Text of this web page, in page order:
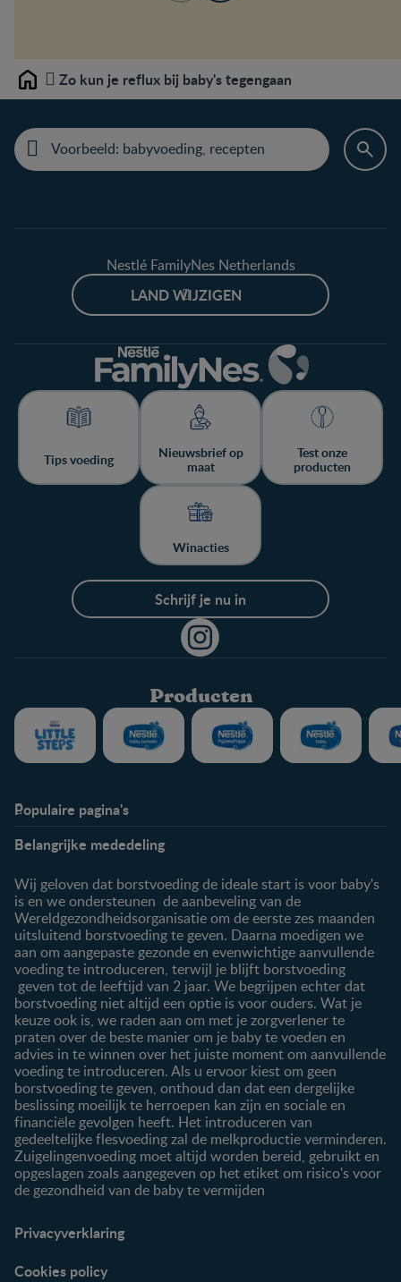
Home Zo kun je reflux bij baby's tegengaan
Nestlé FamilyNes Netherlands
LAND WIJZIGEN
Tips voeding
Nieuwsbrief op
maat
Test onze
producten
Winacties
Schrijf je nu in
Producten
Populaire pagina's
Veelgestelde vragen
Over ons
Contact
Inloggen / inschrijven
Producten
Onze producten
Belangrijke mededeling
Wij geloven dat borstvoeding de ideale start is voor baby's
is en we ondersteunen de aanbeveling van de
Wereldgezondheidsorganisatie om de eerste zes maanden
uitsluitend borstvoeding te geven. Daarna moedigen we
aan om aangepaste gezonde en evenwichtige aanvullende
voeding te introduceren, terwijl je blijft borstvoeding
geven tot de leeftijd van 2 jaar. We begrijpen echter dat
borstvoeding niet altijd een optie is voor ouders. Wat je
keuze ook is, we raden aan om met je zorgverlener te
praten over de beste manier om je baby te voeden en
advies in te winnen over het juiste moment om aanvullende
voeding te introduceren. Als u ervoor kiest om geen
borstvoeding te geven, onthoud dan dat een dergelijke
beslissing moeilijk te herroepen kan zijn en sociale en
financiële gevolgen heeft. Het introduceren van
gedeeltelijke flesvoeding zal de melkproductie verminderen.
Zuigelingenvoeding moet altijd worden bereid, gebruikt en
opgeslagen zoals aangegeven op het etiket om risico's voor
de gezondheid van de baby te vermijden
Privacyverklaring
Cookies policy